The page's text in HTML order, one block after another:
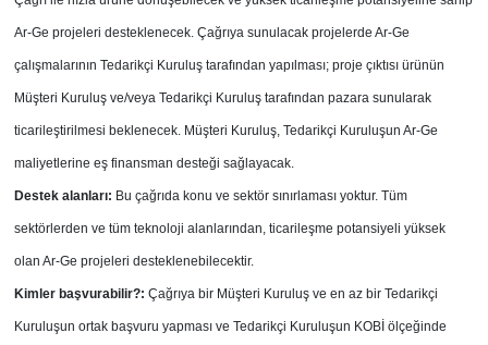
Ar-Ge projeleri desteklenecek. Çağrıya sunulacak projelerde Ar-Ge
çalışmalarının Tedarikçi Kuruluş tarafından yapılması; proje çıktısı ürünün
Müşteri Kuruluş ve/veya Tedarikçi Kuruluş tarafından pazara sunularak
ticarileştirilmesi beklenecek. Müşteri Kuruluş, Tedarikçi Kuruluşun Ar-Ge
maliyetlerine eş finansman desteği sağlayacak.
Destek alanları: Bu çağrıda konu ve sektör sınırlaması yoktur. Tüm
sektörlerden ve tüm teknoloji alanlarından, ticarileşme potansiyeli yüksek
olan Ar-Ge projeleri desteklenebilecektir.
Kimler başvurabilir?: Çağrıya bir Müşteri Kuruluş ve en az bir Tedarikçi
Kuruluşun ortak başvuru yapması ve Tedarikçi Kuruluşun KOBİ ölçeğinde